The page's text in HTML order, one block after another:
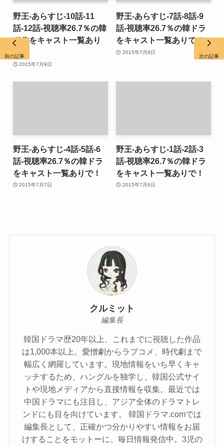
野王-あらすじ-10話-11
話-12話-視聴率26.7％の韓
ドラをキャスト一覧あり
で！
2015年7月9日
野王-あらすじ-7話-8話-9
話-視聴率26.7％の韓ドラ
をキャスト一覧ありで！
2015年7月8日
野王-あらすじ-4話-5話-6
話-視聴率26.7％の韓ドラ
をキャスト一覧ありで！
2015年7月7日
野王-あらすじ-1話-2話-3
話-視聴率26.7％の韓ドラ
をキャスト一覧ありで！
2015年7月6日
クルミット
編集長
韓国ドラマ歴20年以上、これまでに視聴した作品
は1,000本以上。愛憎劇からラブコメ、時代劇まで
幅広く網羅しています。現地情報をいち早くキャ
ッチするため、ハングルを独学し、韓国公式サイ
トや現地メディアから直接情報を収集。最近では
中国ドラマにも注目し、アジア全体のドラマトレ
ンドにも目を向けています。 韓国ドラマ.comでは
編集長として、正確かつ分かりやすい情報をお届
けすることをモットーに、毎日情報発信中。3児の
前の記事 次の記事